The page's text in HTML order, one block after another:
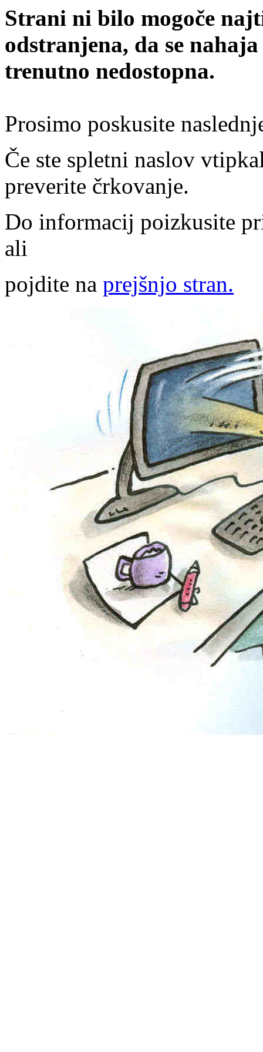
Strani ni bilo mogoče
odstranjena, da se
trenutno nedostopna.
Prosimo poskusite
Če ste spletni naslov
preverite črkovanje.
Do informacij poizkusite
ali
pojdite na prejšnjo stran.